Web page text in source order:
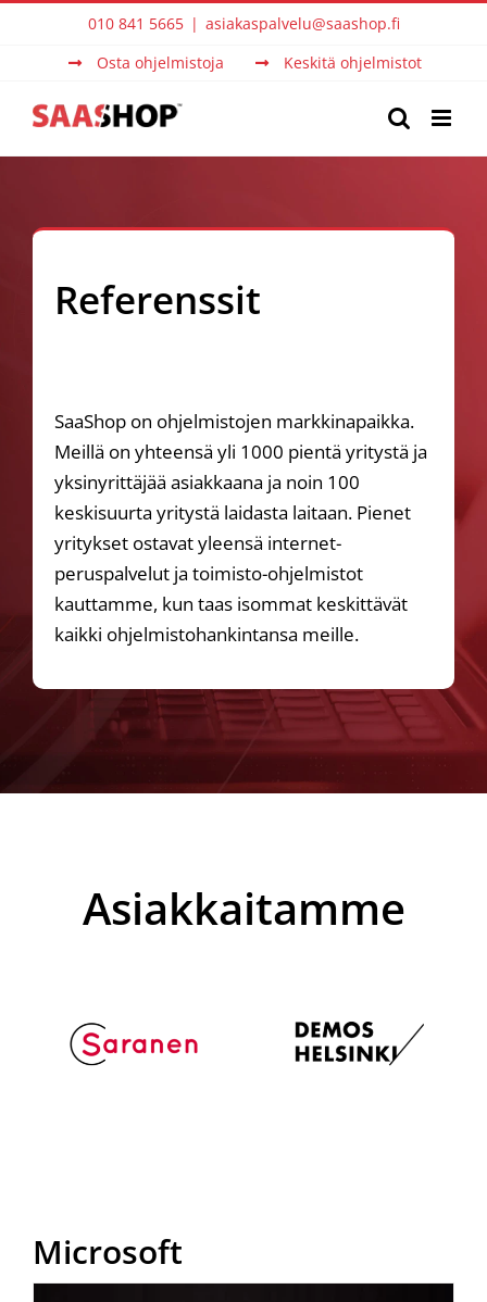
010 841 5665 | asiakaspalvelu@saashop.fi
Osta ohjelmistoja
Keskitä ohjelmistot
Referenssit
SaaShop on ohjelmistojen markkinapaikka.
Meillä on yhteensä yli 1000 pientä yritystä ja
yksinyrittäjää asiakkaana ja noin 100
keskisuurta yritystä laidasta laitaan. Pienet
yritykset ostavat yleensä internet-
peruspalvelut ja toimisto-ohjelmistot
kauttamme, kun taas isommat keskittävät
kaikki ohjelmistohankintansa meille.
Asiakkaitamme
Microsoft